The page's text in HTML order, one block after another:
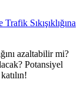
Sıkışıklığına
azaltabilir mi?
Potansiyel